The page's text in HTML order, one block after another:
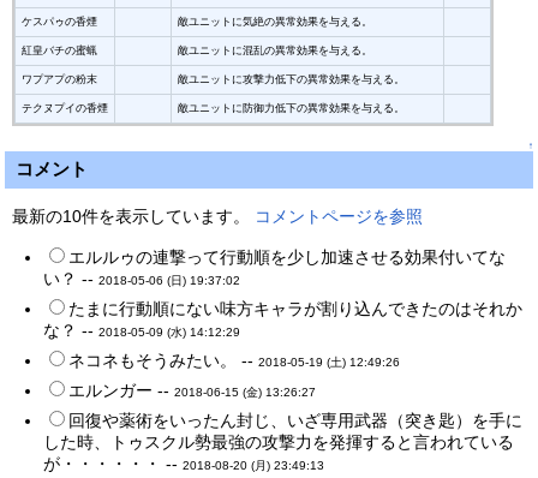
ケスパゥの香煙 敵ユニットに気絶の異常効果を与える。
紅皇バチの蜜蝋 敵ユニットに混乱の異常効果を与える。
ワプアプの粉末 敵ユニットに攻撃力低下の異常効果を与える。
テクヌプイの香煙 敵ユニットに防御力低下の異常効果を与える。
↑
コメント
最新の10件を表示しています。 コメントページを参照
エルルゥの連撃って行動順を少し加速させる効果付いてな
い？ --2018-05-06 (日) 19:37:02
たまに行動順にない味方キャラが割り込んできたのはそれか
な？ --2018-05-09 (水) 14:12:29
ネコネもそうみたい。 --2018-05-19 (土) 12:49:26
エルンガー --2018-06-15 (金) 13:26:27
回復や薬術をいったん封じ、いざ専用武器（突き匙）を手に
した時、トゥスクル勢最強の攻撃力を発揮すると言われている
が・・・・・・ --2018-08-20 (月) 23:49:13